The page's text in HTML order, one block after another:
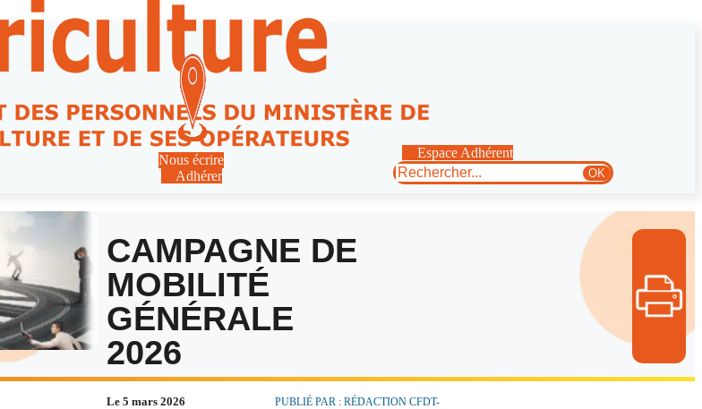
Nous écrire
Adhérer
Espace Adhérent
Rechercher
OK
CAMPAGNE DE
MOBILITÉ
GÉNÉRALE
2026
Le 5 mars 2026
PUBLIÉ PAR : RÉDACTION CFDT-